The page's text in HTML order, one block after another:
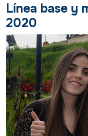
Línea base y
2020